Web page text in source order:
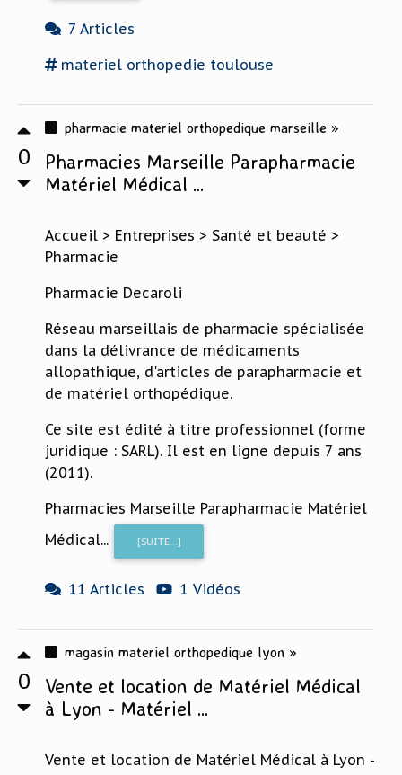
7 Articles
materiel orthopedie toulouse
0
pharmacie materiel orthopedique marseille »
Pharmacies Marseille Parapharmacie
Matériel Médical ...
Accueil > Entreprises > Santé et beauté >
Pharmacie
Pharmacie Decaroli
Réseau marseillais de pharmacie spécialisée
dans la délivrance de médicaments
allopathique, d'articles de parapharmacie et
de matériel orthopédique.
Ce site est édité à titre professionnel (forme
juridique : SARL). Il est en ligne depuis 7 ans
(2011).
Pharmacies Marseille Parapharmacie Matériel
Médical...
[SUITE...]
11 Articles 1 Vidéos
0
magasin materiel orthopedique lyon »
Vente et location de Matériel Médical
à Lyon - Matériel ...
Vente et location de Matériel Médical à Lyon -